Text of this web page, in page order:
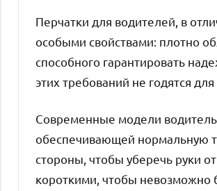
Перчатки для водителей, в
особыми свойствами: плотно
способного гарантировать
этих требований не годятся
Современные модели
обеспечивающей нормальную
стороны, чтобы уберечь руки
короткими, чтобы невозможно